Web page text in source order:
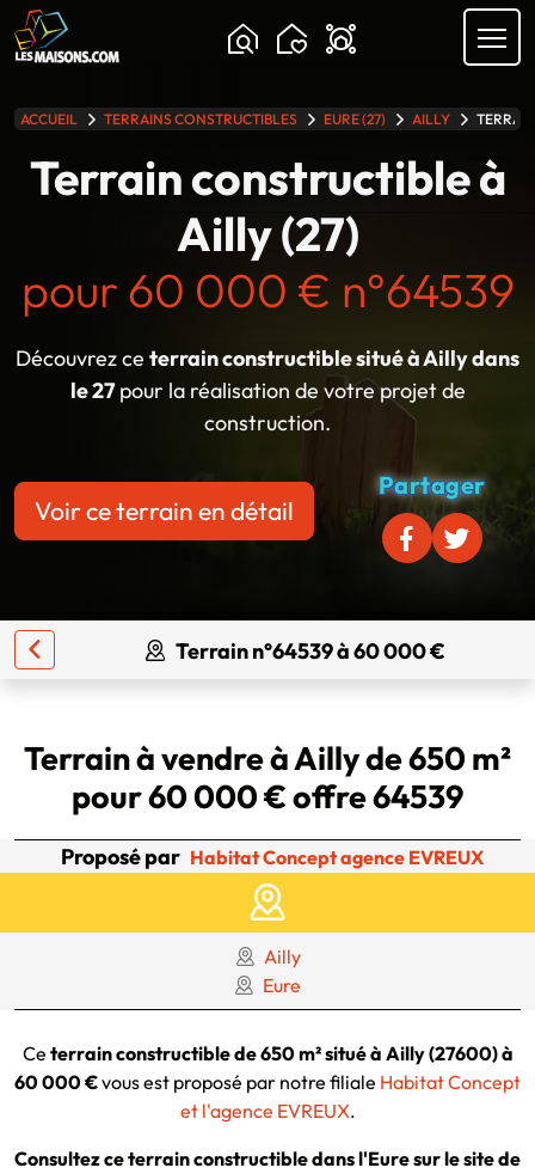
ACCUEIL TERRAINS CONSTRUCTIBLES EURE (27) AILLY
Terrain constructible à
Ailly (27)
pour 60 000 € n°64539
Découvrez ce terrain constructible situé à Ailly dans
le 27pour la réalisation de votre projet de
construction.
Voir ce terrain en détail
Partager
Terrain n°64539 à 60 000 €
Terrain à vendre à Ailly de 650 m²
pour 60 000 € offre 64539
Proposé par Habitat Concept agence EVREUX
Ailly
Eure
Ce terrain constructible de 650 m² situé à Ailly (27600) à
60 000 €vous est proposé par notre filiale Habitat Concept
et l'agence EVREUX.
Consultez ce terrain constructible dans l'Eure sur le site de